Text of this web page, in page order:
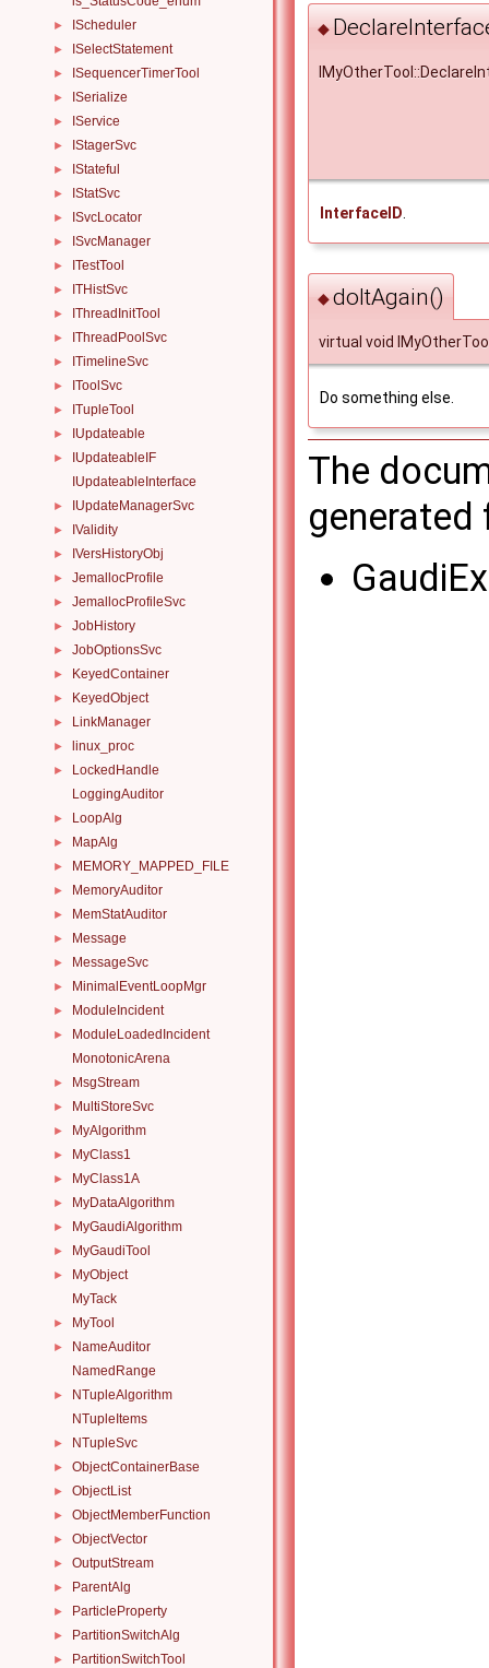
► IScheduler
► ISelectStatement
► ISequencerTimerTool
► ISerialize
► IService
► IStagerSvc
► IStateful
► IStatSvc
► ISvcLocator
► ISvcManager
► ITestTool
► ITHistSvc
► IThreadInitTool
► IThreadPoolSvc
► ITimelineSvc
► IToolSvc
► ITupleTool
► IUpdateable
►
IUpdateableIF
IUpdateableInterface
► IUpdateManagerSvc
► IValidity
► IVersHistoryObj
► JemallocProfile
► JemallocProfileSvc
► JobHistory
► JobOptionsSvc
► KeyedContainer
► KeyedObject
► LinkManager
► linux_proc
►
LockedHandle
LoggingAuditor
► LoopAlg
► MapAlg
► MEMORY_MAPPED_FILE
► MemoryAuditor
► MemStatAuditor
► Message
► MessageSvc
► MinimalEventLoopMgr
► ModuleIncident
►
ModuleLoadedIncident
MonotonicArena
► MsgStream
► MultiStoreSvc
► MyAlgorithm
► MyClass1
► MyClass1A
► MyDataAlgorithm
► MyGaudiAlgorithm
► MyGaudiTool
►
MyObject
MyTack
► MyTool
►
NameAuditor
NamedRange
►
NTupleAlgorithm
NTupleItems
► NTupleSvc
► ObjectContainerBase
► ObjectList
► ObjectMemberFunction
► ObjectVector
► OutputStream
► ParentAlg
► ParticleProperty
► PartitionSwitchAlg
► PartitionSwitchTool
◆
InterfaceID
◆doItAgain()
virtual void
Do something else.
The